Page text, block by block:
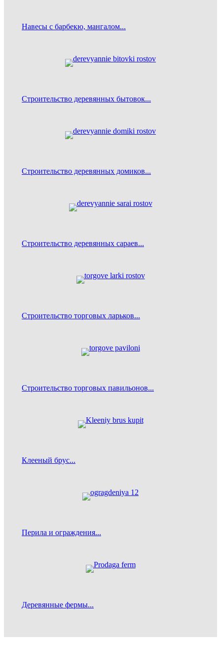
Навесы с барбекю, мангалом...
Строительство деревянных бытовок...
Строительство деревянных домиков...
Строительство деревянных сараев...
Строительство торговых ларьков...
Строительство торговых павильонов...
Клееный брус...
Перила и ограждения...
Деревянные фермы...